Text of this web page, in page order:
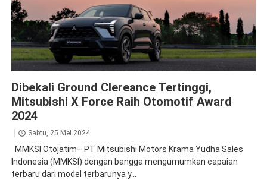
Dibekali Ground Clereance Tertinggi,
Mitsubishi X Force Raih Otomotif Award
2024
Sabtu, 25 Mei 2024
MMKSI Otojatim– PT Mitsubishi Motors Krama Yudha Sales
Indonesia (MMKSI) dengan bangga mengumumkan capaian
terbaru dari model terbarunya y...